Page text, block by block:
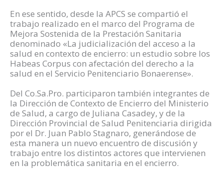
En ese sentido, desde la APCS se compartió el
trabajo realizado en el marco del Programa de
Mejora Sostenida de la Prestación Sanitaria
denominado «La judicialización del acceso a la
salud en contexto de encierro: un estudio sobre los
Habeas Corpus con afectación del derecho a la
salud en el Servicio Penitenciario Bonaerense».
Del Co.Sa.Pro. participaron también integrantes de
la Dirección de Contexto de Encierro del Ministerio
de Salud, a cargo de Juliana Casadey, y de la
Dirección Provincial de Salud Penitenciaria dirigida
por el Dr. Juan Pablo Stagnaro, generándose de
esta manera un nuevo encuentro de discusión y
trabajo entre los distintos actores que intervienen
en la problemática sanitaria en el encierro.